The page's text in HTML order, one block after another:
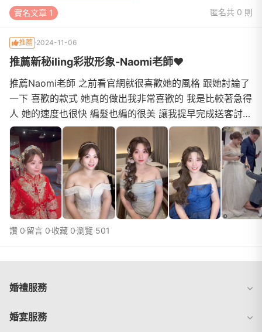
實名文章 1 匿名共 0 則
推薦 2024-11-06
推薦新秘iling彩妝形象-Naomi老師❤️
推薦Naomi老師 之前看官網就很喜歡她的風格 跟她討論了
一下 喜歡的款式 她真的做出我非常喜歡的 我是比較著急得
人 她的速度也很快 編髮也編的很美 讓我提早完成送客討論
很久髮型 最後幫我一起選擇了適合我的化妝技術...
讚 0 留言 0 收藏 0瀏覽 501
婚禮服務
婚宴服務